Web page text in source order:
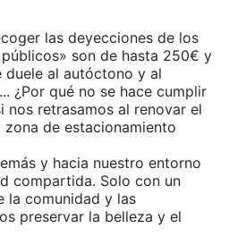
las deyecciones de los
son de hasta 250€ y
duele al autóctono y al
¿Por qué no se hace cumplir
nos retrasamos al renovar el
de estacionamiento
y hacia nuestro entorno
compartida. Solo con un
la comunidad y las
preservar la belleza y el